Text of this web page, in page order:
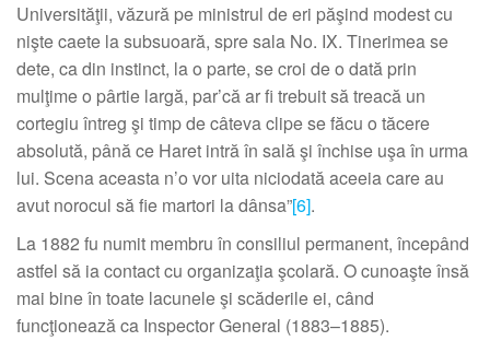
Universităţii, văzură pe ministrul de eri păşind modest cu
nişte caete la subsuoară, spre sala No. IX. Tinerimea se
dete, ca din instinct, la o parte, se croi de o dată prin
mulţime o pârtie largă, par’că ar fi trebuit să treacă un
cortegiu întreg şi timp de câteva clipe se făcu o tăcere
absolută, până ce Haret intră în sală şi închise uşa în urma
lui. Scena aceasta n’o vor uita niciodată aceeia care au
avut norocul să fie martori la dânsa”[6].
La 1882 fu numit membru în consiliul permanent, începând
astfel să ia contact cu organizaţia şcolară. O cunoaşte însă
mai bine în toate lacunele şi scăderile ei, când
funcţionează ca Inspector General (1883–1885).